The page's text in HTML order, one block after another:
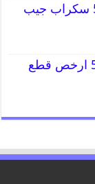
قطع غيار جيب 55818355 سكراب جيب
قطع غيار دودج 55818355 ارخص قطع